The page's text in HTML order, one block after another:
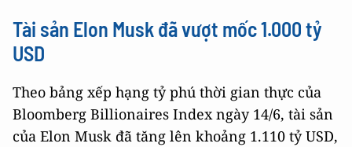
Tài sản Elon Musk đã vượt mốc 1.000 tỷ
USD
Theo bảng xếp hạng tỷ phú thời gian thực của
Bloomberg Billionaires Index ngày 14/6, tài sản
của Elon Musk đã tăng lên khoảng 1.110 tỷ USD,